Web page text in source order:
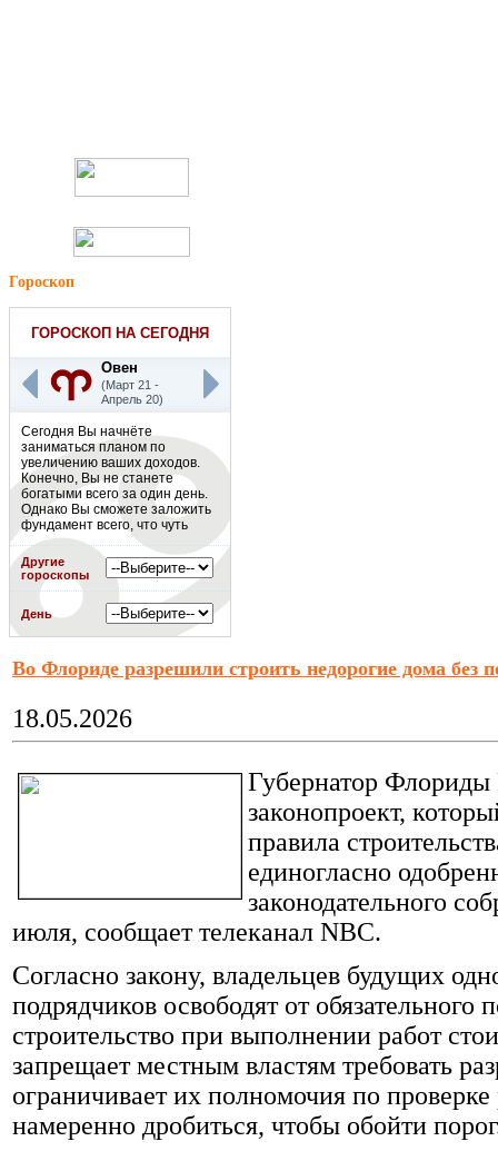
Гороскоп
ГОРОСКОП НА СЕГОДНЯ
Овен
(Март 21 -
Апрель 20)
Сегодня Вы начнёте
заниматься планом по
увеличению ваших доходов.
Конечно, Вы не станете
богатыми всего за один день.
Однако Вы сможете заложить
фундамент всего, что чуть
позже приведет Вас к
заветному процветанию.
Работайте,
совершенствуйтесь в своей
сфере деятельности, но не
забывайте об отдыхе.
Постарайтесь спланировать
в нем всегда было несколько
часов, которые Вы можете
Подробнее»
Другие
гороскопы
День
Во Флориде разрешили строить недорогие дома без
18.05.2026
Губернатор Флориды
законопроект,
правила
единогласно
законодательного
июля, сообщает телеканал NBC.
Согласно закону, владельцев будущих
подрядчиков освободят от
строительство при выполнении работ
запрещает местным властям требовать
ограничивает их полномочия по
намеренно дробиться, чтобы обойти